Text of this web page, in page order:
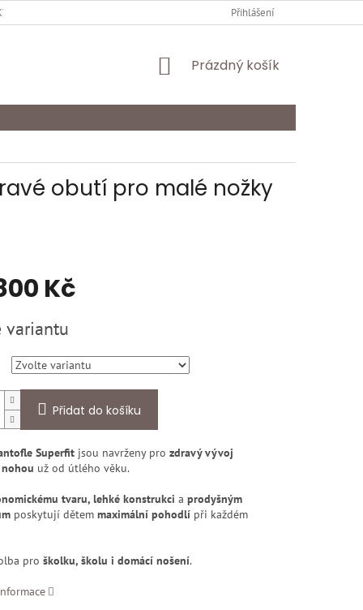
OCHRANY OSOBNÍCH ÚDAJŮ ODSTOUPENÍ OD
Přihlášení
NÁKUPNÍ
Prázdný košík
obutí pro malé nožky
Kč
variantu
Přidat do košíku
Superfitjsou navrženy pro zdravý vývoj
už od útlého věku.
tvaru, lehké konstrukci a prodyšným
poskytují dětem maximální pohodlípři každém
pro školku, školu i domácí nošení.